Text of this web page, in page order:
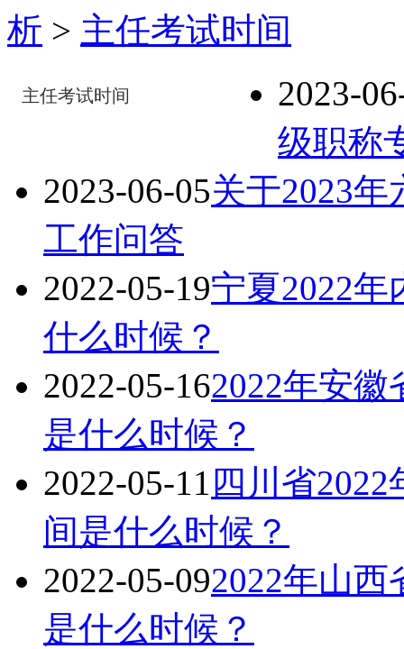
析 > 主任考试时间
主任考试时间
2023-
级职称
2023-06-05关于2023
工作问答
2022-05-19宁夏2022
什么时候？
2022-05-162022年安
是什么时候？
2022-05-11 四川省
间是什么时候？
2022-05-092022年山
是什么时候？